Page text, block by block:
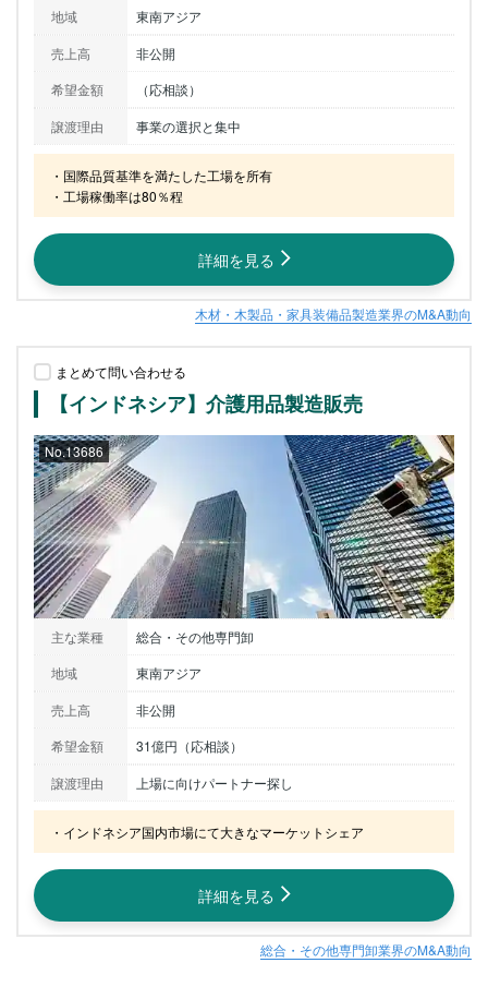
地域
東南アジア
売上高
非公開
希望金額
（応相談）
譲渡理由
事業の選択と集中
・国際品質基準を満たした工場を所有
・工場稼働率は80％程
詳細を見る
木材・木製品・家具装備品製造業界のM&A動向
まとめて問い合わせる
【インドネシア】介護用品製造販売
No.13686
主な業種
総合・その他専門卸
地域
東南アジア
売上高
非公開
希望金額
31億円（応相談）
譲渡理由
上場に向けパートナー探し
・インドネシア国内市場にて大きなマーケットシェア
詳細を見る
総合・その他専門卸業界のM&A動向